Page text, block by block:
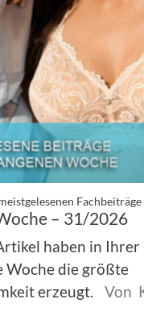
Fachbeiträge
– 31/2026
haben in Ihrer
Woche die größte
erzeugt.
Von